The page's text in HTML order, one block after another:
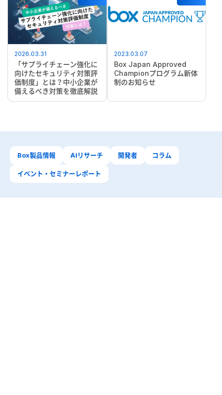
2026.03.31
「サプライチェーン強化に
向けたセキュリティ対策評
価制度」とは？中小企業が
備えるべき対策を徹底解説
2023.03.07
Box Japan Approved
Championプログラム新体
制のお知らせ
Box製品情報 AIリサーチ 開発者 コラム
イベント・セミナーレポート